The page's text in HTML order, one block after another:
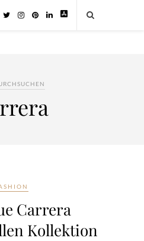
Carrera
Kollektion